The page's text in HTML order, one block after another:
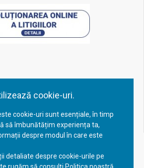
cookie-uri.
cookie-uri sunt esențiale, în timp
să îmbunătățim experiența ta,
despre modul în care este
detaliate despre cookie-urile pe